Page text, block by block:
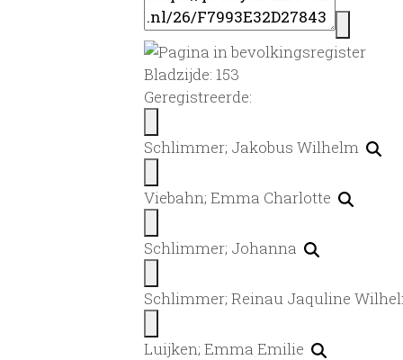
Bladzijde: 153
Geregistreerde:
Schlimmer; Jakobus Wilhelm
Viebahn; Emma Charlotte
Schlimmer; Johanna
Schlimmer; Reinau Jaquline
Luijken; Emma Emilie